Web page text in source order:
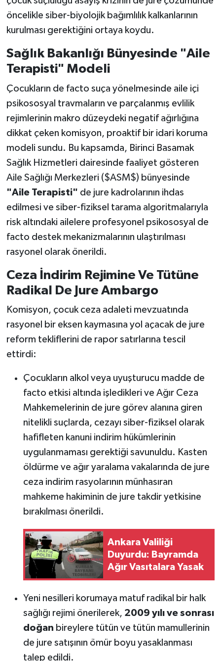
öncelikle siber-biyolojik bağımlılık kalkanlarının
kurulması gerektiğini ortaya koydu.
Sağlık Bakanlığı Bünyesinde "Aile
Terapisti" Modeli
Çocukların de facto suça yönelmesinde aile içi
psikososyal travmaların ve parçalanmış evlilik
rejimlerinin makro düzeydeki negatif ağırlığına
dikkat çeken komisyon, proaktif bir idari koruma
modeli sundu. Bu kapsamda, Birinci Basamak
Sağlık Hizmetleri dairesinde faaliyet gösteren
Aile Sağlığı Merkezleri ($ASM$) bünyesinde
"Aile Terapisti" de jure kadrolarının ihdas
edilmesi ve siber-fiziksel tarama algoritmalarıyla
risk altındaki ailelere profesyonel psikososyal de
facto destek mekanizmalarının ulaştırılması
rasyonel olarak önerildi.
Ceza İndirim Rejimine Ve Tütüne
Radikal De Jure Ambargo
Komisyon, çocuk ceza adaleti mevzuatında
rasyonel bir eksen kaymasına yol açacak de jure
reform tekliflerini de rapor satırlarına tescil
ettirdi:
Çocukların alkol veya uyuşturucu madde de
facto etkisi altında işledikleri ve Ağır Ceza
Mahkemelerinin de jure görev alanına giren
nitelikli suçlarda, cezayı siber-fiziksel olarak
hafifleten kanuni indirim hükümlerinin
uygulanmaması gerektiği savunuldu. Kasten
öldürme ve ağır yaralama vakalarında de jure
ceza indirim rasyolarının münhasıran
mahkeme hakiminin de jure takdir yetkisine
bırakılması önerildi.
Ankara Valiliği
Duyurdu: Bayramda
Ağır Vasıtalara Yasak
Yeni nesilleri korumaya matuf radikal bir halk
sağlığı rejimi önerilerek, 2009 yılı ve sonrası
doğan bireylere tütün ve tütün mamullerinin
de jure satışının ömür boyu yasaklanması
talep edildi.